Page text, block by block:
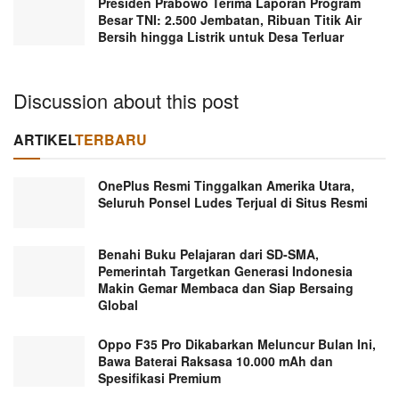
Besar TNI: 2.500 Jembatan, Ribuan Titik Air
Bersih hingga Listrik untuk Desa Terluar
Discussion about this post
ARTIKELTERBARU
OnePlus Resmi Tinggalkan Amerika Utara,
Seluruh Ponsel Ludes Terjual di Situs Resmi
Benahi Buku Pelajaran dari SD-SMA,
Pemerintah Targetkan Generasi Indonesia
Makin Gemar Membaca dan Siap Bersaing
Global
Oppo F35 Pro Dikabarkan Meluncur Bulan Ini,
Bawa Baterai Raksasa 10.000 mAh dan
Spesifikasi Premium